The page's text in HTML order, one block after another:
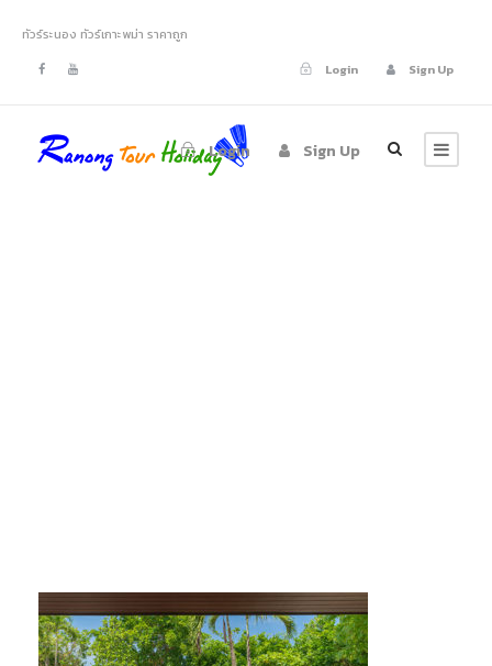
ทัวร์ระนอง ทัวร์เกาะพม่า ราคาถูก
Login
Sign Up
Login Sign Up